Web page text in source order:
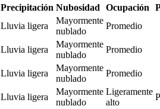
Precipitación Nubosidad Ocupación
Lluvia ligera
Mayormente
nublado
Promedio
Lluvia ligera
Mayormente
nublado
Promedio
Lluvia ligera
Mayormente
nublado
Promedio
Lluvia ligera
Mayormente
nublado
Ligeramente
alto